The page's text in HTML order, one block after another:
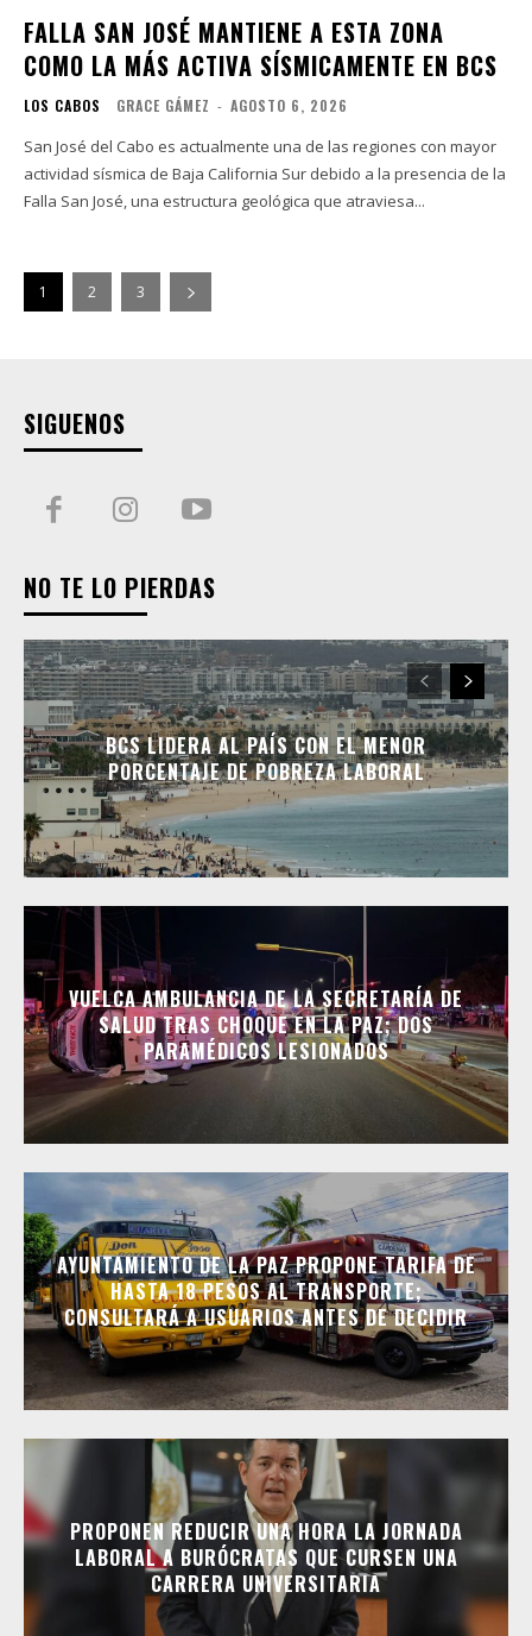
FALLA SAN JOSÉ MANTIENE A ESTA ZONA
COMO LA MÁS ACTIVA SÍSMICAMENTE EN BCS
LOS CABOS GRACE GÁMEZ - AGOSTO 6, 2026
San José del Cabo es actualmente una de las regiones con mayor
actividad sísmica de Baja California Sur debido a la presencia de la
Falla San José, una estructura geológica que atraviesa...
1 2 3
SIGUENOS
NO TE LO PIERDAS
BCS LIDERA AL PAÍS CON EL MENOR
PORCENTAJE DE POBREZA LABORAL
VUELCA AMBULANCIA DE LA SECRETARÍA DE
SALUD TRAS CHOQUE EN LA PAZ; DOS
PARAMÉDICOS LESIONADOS
AYUNTAMIENTO DE LA PAZ PROPONE TARIFA DE
HASTA 18 PESOS AL TRANSPORTE;
CONSULTARÁ A USUARIOS ANTES DE DECIDIR
PROPONEN REDUCIR UNA HORA LA JORNADA
LABORAL A BURÓCRATAS QUE CURSEN UNA
CARRERA UNIVERSITARIA